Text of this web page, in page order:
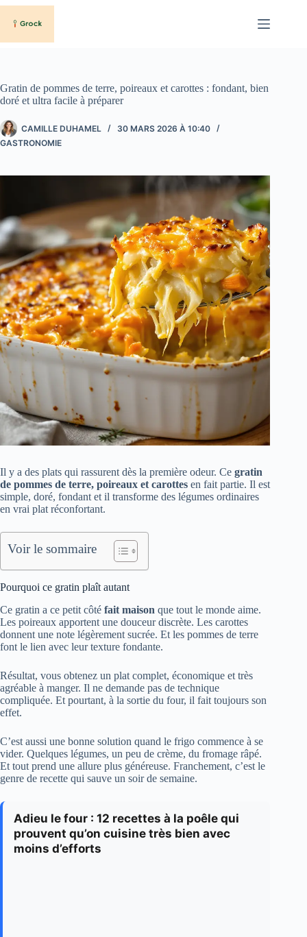
Passer
contenu
Gratin de pommes de terre, poireaux et carottes : fondant, bien
doré et ultra facile à préparer
CAMILLE DUHAMEL
30 MARS 2026 À 10:40
GASTRONOMIE
Il y a des plats qui rassurent dès la première odeur. Ce gratin
de pommes de terre, poireaux et carottes en fait partie. Il est
simple, doré, fondant et il transforme des légumes ordinaires
en vrai plat réconfortant.
Voir le sommaire
Pourquoi ce gratin plaît autant
Ce gratin a ce petit côté fait maison que tout le monde aime.
Les poireaux apportent une douceur discrète. Les carottes
donnent une note légèrement sucrée. Et les pommes de terre
font le lien avec leur texture fondante.
Résultat, vous obtenez un plat complet, économique et très
agréable à manger. Il ne demande pas de technique
compliquée. Et pourtant, à la sortie du four, il fait toujours son
effet.
C’est aussi une bonne solution quand le frigo commence à se
vider. Quelques légumes, un peu de crème, du fromage râpé.
Et tout prend une allure plus généreuse. Franchement, c’est le
genre de recette qui sauve un soir de semaine.
Adieu le four : 12 recettes à la poêle qui
prouvent qu’on cuisine très bien avec
moins d’efforts